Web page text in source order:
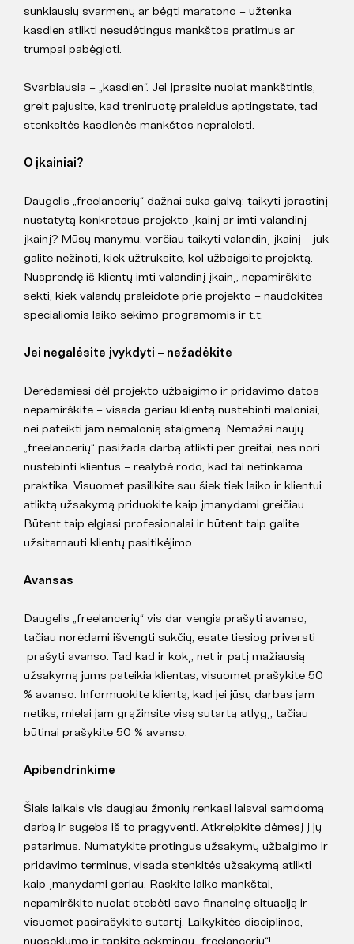
sunkiausių svarmenų ar bėgti maratono – užtenka
kasdien atlikti nesudėtingus mankštos pratimus ar
trumpai pabėgioti.
Svarbiausia – „kasdien“. Jei įprasite nuolat mankštintis,
greit pajusite, kad treniruotę praleidus aptingstate, tad
stenksitės kasdienės mankštos nepraleisti.
O įkainiai?
Daugelis „freelancerių“ dažnai suka galvą: taikyti įprastinį
nustatytą konkretaus projekto įkainį ar imti valandinį
įkainį? Mūsų manymu, verčiau taikyti valandinį įkainį – juk
galite nežinoti, kiek užtruksite, kol užbaigsite projektą.
Nusprendę iš klientų imti valandinį įkainį, nepamirškite
sekti, kiek valandų praleidote prie projekto – naudokitės
specialiomis laiko sekimo programomis ir t.t.
Jei negalėsite įvykdyti – nežadėkite
Derėdamiesi dėl projekto užbaigimo ir pridavimo datos
nepamirškite – visada geriau klientą nustebinti maloniai,
nei pateikti jam nemalonią staigmeną. Nemažai naujų
„freelancerių“ pasižada darbą atlikti per greitai, nes nori
nustebinti klientus – realybė rodo, kad tai netinkama
praktika. Visuomet pasilikite sau šiek tiek laiko ir klientui
atliktą užsakymą priduokite kaip įmanydami greičiau.
Būtent taip elgiasi profesionalai ir būtent taip galite
užsitarnauti klientų pasitikėjimo.
Avansas
Daugelis „freelancerių“ vis dar vengia prašyti avanso,
tačiau norėdami išvengti sukčių, esate tiesiog priversti
prašyti avanso. Tad kad ir kokį, net ir patį mažiausią
užsakymą jums pateikia klientas, visuomet prašykite 50
% avanso. Informuokite klientą, kad jei jūsų darbas jam
netiks, mielai jam grąžinsite visą sutartą atlygį, tačiau
būtinai prašykite 50 % avanso.
Apibendrinkime
Šiais laikais vis daugiau žmonių renkasi laisvai samdomą
darbą ir sugeba iš to pragyventi. Atkreipkite dėmesį į jų
patarimus. Numatykite protingus užsakymų užbaigimo ir
pridavimo terminus, visada stenkitės užsakymą atlikti
kaip įmanydami geriau. Raskite laiko mankštai,
nepamirškite nuolat stebėti savo finansinę situaciją ir
visuomet pasirašykite sutartį. Laikykitės disciplinos,
nuoseklumo ir tapkite sėkmingu „freelanceriu“!